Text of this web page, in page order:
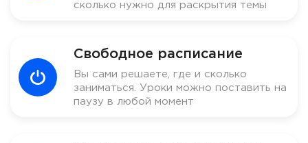
сколько нужно для раскрытия темы
Свободное расписание
Вы сами решаете, где и сколько
заниматься. Уроки можно поставить на
паузу в любой момент